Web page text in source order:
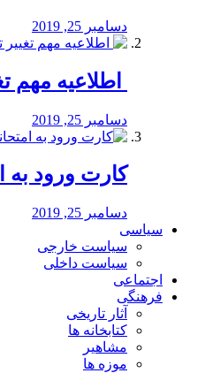
دسامبر 25, 2019
اطلاعیه مهم
دسامبر 25, 2019
کارت ورود به
دسامبر 25, 2019
سیاسی
سیاست خارجی
سیاست داخلی
اجتماعی
فرهنگی
آثار تاریخی
کتابخانه ها
مشاهیر
موزه ها